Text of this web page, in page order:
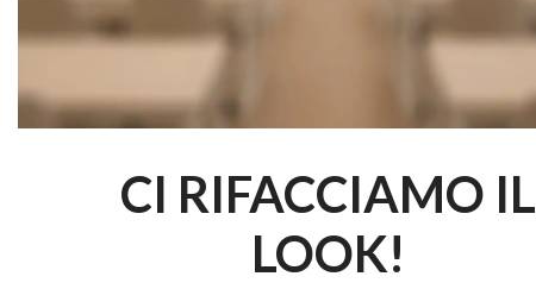
CI RIFACCIAMO IL
LOOK!